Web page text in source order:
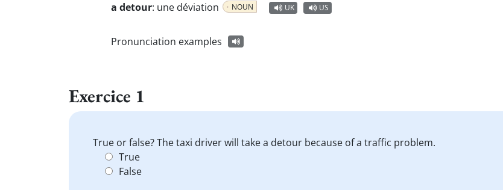
a detour: une déviation NOUN UK US
Pronunciation examples
Exercice 1
True or false? The taxi driver will take a detour because of a traffic problem.
True
False